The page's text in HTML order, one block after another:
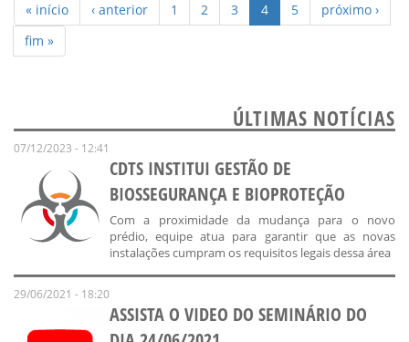
« início ‹ anterior 1 2 3 4 5
próximo ›
fim »
ÚLTIMAS NOTÍCIAS
07/12/2023 - 12:41
CDTS INSTITUI GESTÃO DE
BIOSSEGURANÇA E BIOPROTEÇÃO
Com a proximidade da mudança para o novo
prédio, equipe atua para garantir que as novas
instalações cumpram os requisitos legais dessa área
29/06/2021 - 18:20
ASSISTA O VIDEO DO SEMINÁRIO DO